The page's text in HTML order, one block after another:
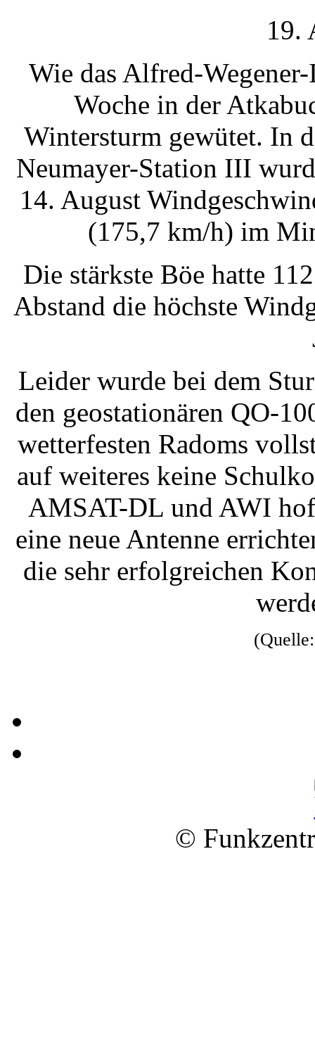
19.
Wie das Alfred-
Woche in der
Wintersturm gewütet. In
Neumayer-Station III
14. August
(175,7 km/h) im
Die stärkste Böe hatte
Abstand die höchste
Leider wurde bei dem
den geostationären QO-
wetterfesten Radoms
auf weiteres keine
AMSAT-DL und AWI
eine neue Antenne
die sehr erfolgreichen
©